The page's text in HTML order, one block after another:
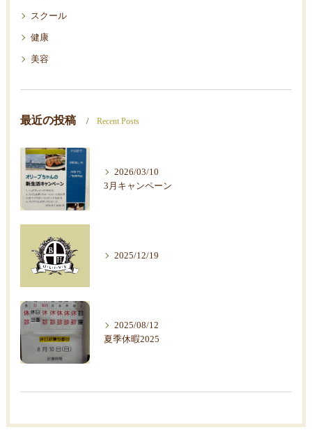
スクール
健康
美容
最近の投稿 Recent Posts
2026/03/10
3月キャンペーン
2025/12/19
2025/08/12
夏季休暇2025